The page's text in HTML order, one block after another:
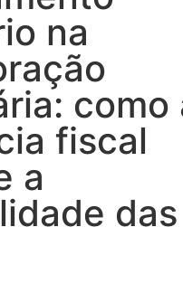
na
como
fiscal
a
das